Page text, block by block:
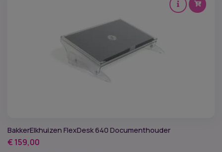
BakkerElkhuizen FlexDesk 640 Documenthouder
€ 159,00